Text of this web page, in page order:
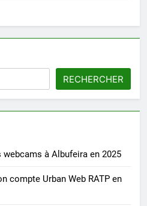
RECHERCHER
webcams à Albufeira en 2025
compte Urban Web RATP en